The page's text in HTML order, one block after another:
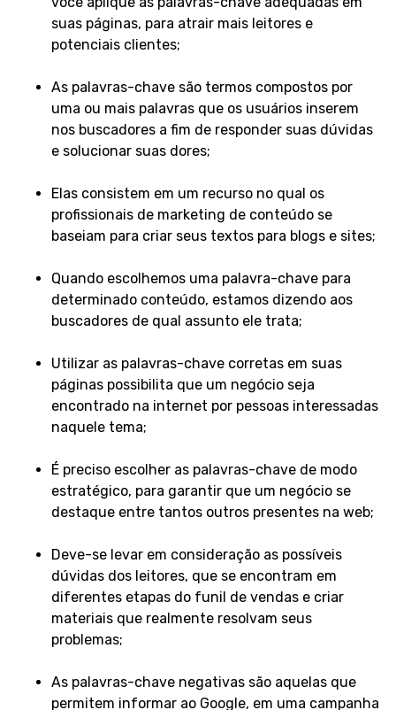
suas páginas, para atrair mais leitores e
potenciais clientes;
As palavras-chave são termos compostos por
uma ou mais palavras que os usuários inserem
nos buscadores a fim de responder suas dúvidas
e solucionar suas dores;
Elas consistem em um recurso no qual os
profissionais de marketing de conteúdo se
baseiam para criar seus textos para blogs e sites;
Quando escolhemos uma palavra-chave para
determinado conteúdo, estamos dizendo aos
buscadores de qual assunto ele trata;
Utilizar as palavras-chave corretas em suas
páginas possibilita que um negócio seja
encontrado na internet por pessoas interessadas
naquele tema;
É preciso escolher as palavras-chave de modo
estratégico, para garantir que um negócio se
destaque entre tantos outros presentes na web;
Deve-se levar em consideração as possíveis
dúvidas dos leitores, que se encontram em
diferentes etapas do funil de vendas e criar
materiais que realmente resolvam seus
problemas;
As palavras-chave negativas são aquelas que
permitem informar ao Google, em uma campanha